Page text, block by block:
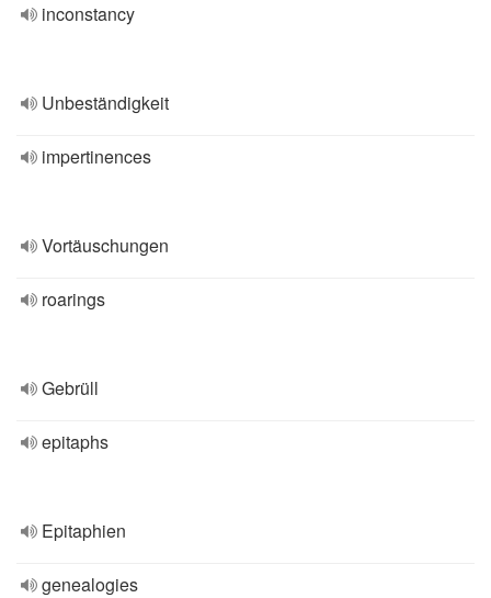
inconstancy
Unbeständigkeit
impertinences
Vortäuschungen
roarings
Gebrüll
epitaphs
Epitaphien
genealogies